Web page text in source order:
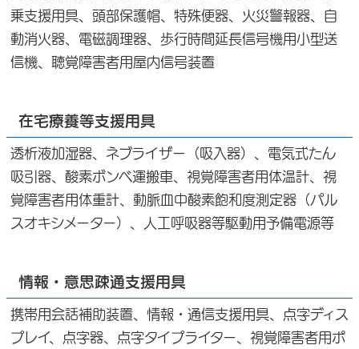
乗支援用具、頭部保護帽、特殊便器、火災警報器、自
動消火器、電磁調理器、歩行時間延長信号機用小型送
信機、聴覚障害者用屋内信号装置
在宅療養等支援用具
透析液加湿器、ネブライザー（吸入器）、電気式たん
吸引器、酸素ボンベ運搬車、視覚障害者用体温計、視
覚障害者用体重計、動脈血中酸素飽和度測定器（パル
スオキシメーター）、人工呼吸器等駆動用予備電源等
情報・意思疎通支援用具
携帯用会話補助装置、情報・通信支援用具、点字ディス
プレイ、点字器、点字タイプライター、視覚障害者用ポ